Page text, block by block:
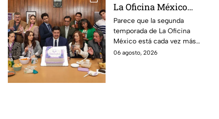
La Oficina México
temporada 2 y un
detalle desata teorías
entre los fans
Parece que la segunda
temporada de La Oficina
México está cada vez más
cerca, pues el elenco ya se
06 agosto, 2026